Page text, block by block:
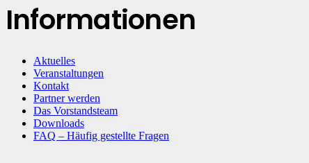
Informationen
Aktuelles
Veranstaltungen
Kontakt
Partner werden
Das Vorstandsteam
Downloads
FAQ – Häufig gestellte Fragen